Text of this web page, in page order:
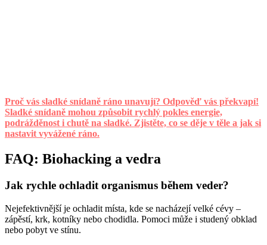
Proč vás sladké snídaně ráno unavují? Odpověď vás překvapí!
Sladké snídaně mohou způsobit rychlý pokles energie,
podrážděnost i chutě na sladké. Zjistěte, co se děje v těle a jak si
nastavit vyvážené ráno.
FAQ: Biohacking a vedra
Jak rychle ochladit organismus během veder?
Nejefektivnější je ochladit místa, kde se nacházejí velké cévy –
zápěstí, krk, kotníky nebo chodidla. Pomoci může i studený obklad
nebo pobyt ve stínu.